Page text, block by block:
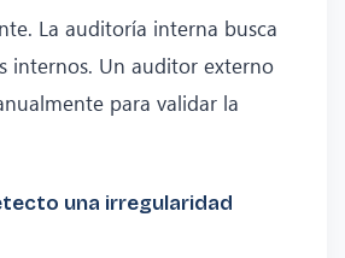
La auditoría interna busca
internos. Un auditor externo
para validar la
una irregularidad